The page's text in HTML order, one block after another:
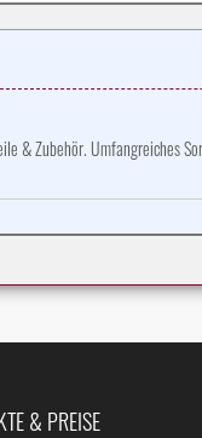
& Zubehör. Umfangreiches
& PREISE